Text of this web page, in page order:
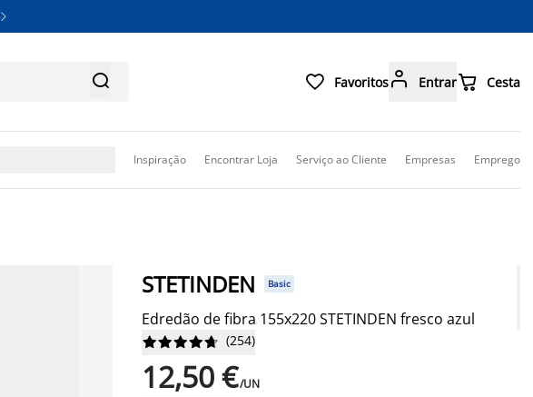

  Favoritos Entrar Cesta
Inspiração Encontrar Loja Serviço ao Cliente Empresas Emprego
STETINDEN Basic
Edredão de fibra 155x220 STETINDEN fresco azul





 (254)
12,50 €/UN